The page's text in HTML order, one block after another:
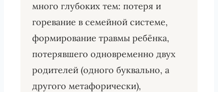
много глубоких тем: потеря и
горевание в семейной системе,
формирование травмы ребёнка,
потерявшего одновременно двух
родителей (одного буквально, а
другого метафорически),